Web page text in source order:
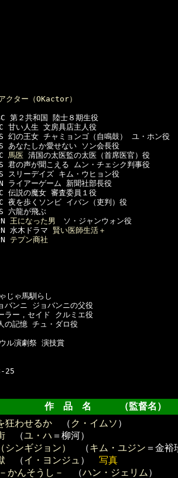
クター（OKactor）
第２共和国 陸士８期生役
生 文房具店主人役
チャミョンゴ（自鳴鼓） ユ・ホン役
しか愛せない ソン会長役
馬医 清国の太医監の太医（首席医官）役
聞こえる ムン・チェシク判事役
デイズ キム・ウヒョン役
ゲーム 新聞社部長役
魔女 審査委員１役
くソンビ イバン（吏判）役
が飛ぶ
王になった男 ソ・ジャンウォン役
水木ドラマ
賢い医師生活＋
テプン商社
じゃ馬馴らし
ジョバンニの父役
セイド クルミエ役
チュ・ダロ役
ル演劇祭 演技賞
作 品 名 （監督名）
狂わせるか （ ク・イムソ ）
（ユ・ハ ＝柳河）
シンギジョン）
（キム・ユジン ＝金裕
（イ・ヨンジュ ）写真
かんそうし－
（ハン・ジェリム ）